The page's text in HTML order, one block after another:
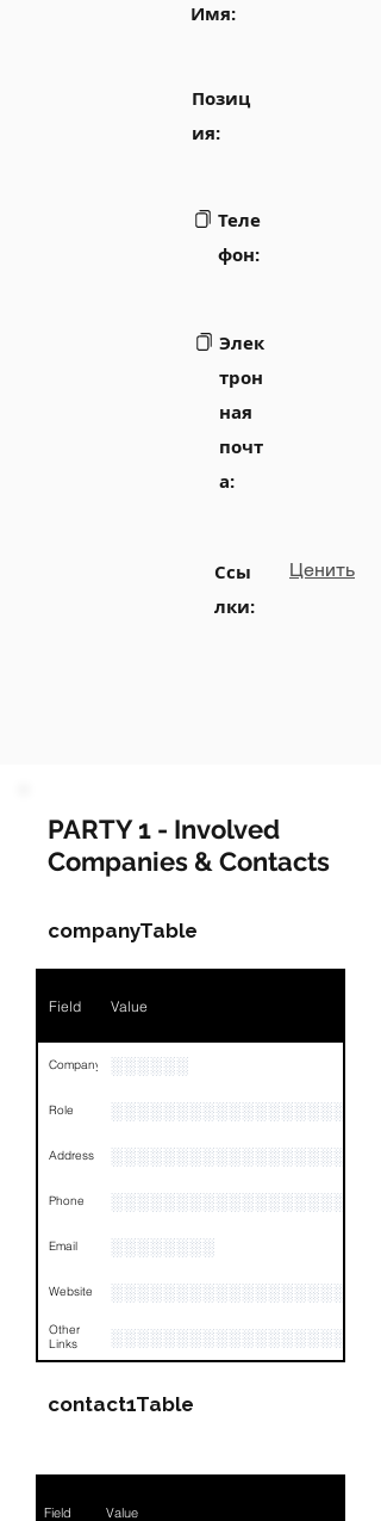
Имя:
Позиц
ия:
Теле
фон:
Элек
трон
ная
почт
а:
Ссы
лки:
Ценить
PARTY 1 - Involved
Companies & Contacts
companyTable
Field Value
Company ░░░░░░
Role
Address
Phone
Email ░░░░░░░░
Website ░░░░░░░░░░░░░░░░░░░░
Other
Links
contact1Table
Field Value